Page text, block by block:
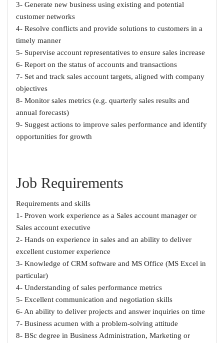
3- Generate new business using existing and potential
customer networks
4- Resolve conflicts and provide solutions to customers in a
timely manner
5- Supervise account representatives to ensure sales increase
6- Report on the status of accounts and transactions
7- Set and track sales account targets, aligned with company
objectives
8- Monitor sales metrics (e.g. quarterly sales results and
annual forecasts)
9- Suggest actions to improve sales performance and identify
opportunities for growth
Job Requirements
Requirements and skills
1- Proven work experience as a Sales account manager or
Sales account executive
2- Hands on experience in sales and an ability to deliver
excellent customer experience
3- Knowledge of CRM software and MS Office (MS Excel in
particular)
4- Understanding of sales performance metrics
5- Excellent communication and negotiation skills
6- An ability to deliver projects and answer inquiries on time
7- Business acumen with a problem-solving attitude
8- BSc degree in Business Administration, Marketing or